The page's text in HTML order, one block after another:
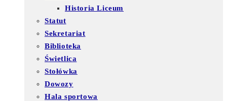
Historia Liceum
Statut
Sekretariat
Biblioteka
Świetlica
Stołówka
Dowozy
Hala sportowa